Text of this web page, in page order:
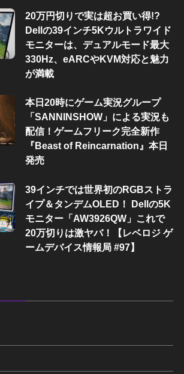
20万円切りで実は超お買い得!?
Dellの39インチ5Kウルトラワイド
モニターは、デュアルモード最大
330Hz、eARCやKVM対応と魅力
が満載
本日20時にゲーム実況グループ
「SANNINSHOW」による実況も
配信！ゲームフリーク完全新作
『Beast of Reincarnation』本日
発売
39インチでは世界初のRGBストラ
イプ＆タンデムOLED！ Dellの5K
モニター「AW3926QW」これで
20万切りは激ヤバ！【レベロジ ゲ
ームデバイス情報局 #97】